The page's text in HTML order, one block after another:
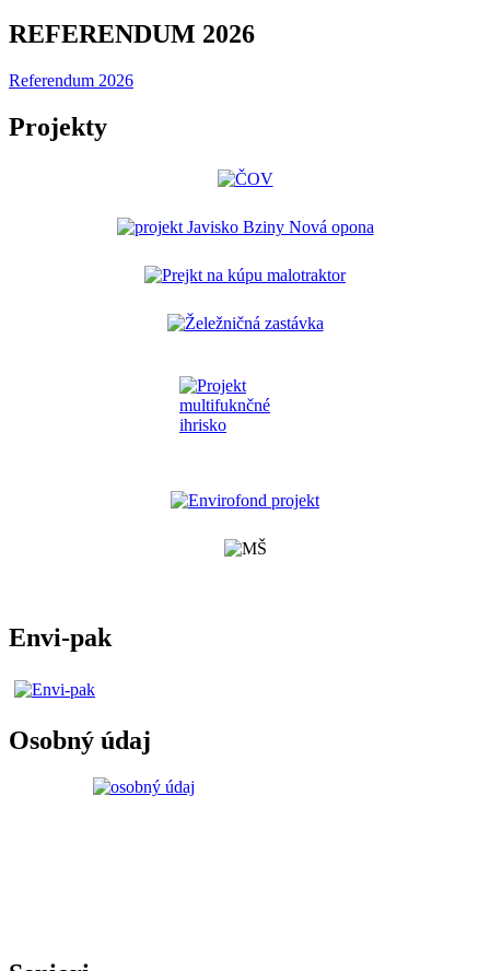
REFERENDUM 2026
Referendum 2026
Projekty
Envi-pak
Osobný údaj